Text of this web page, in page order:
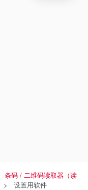
条码 / 二维码读取器（读
设置用软件